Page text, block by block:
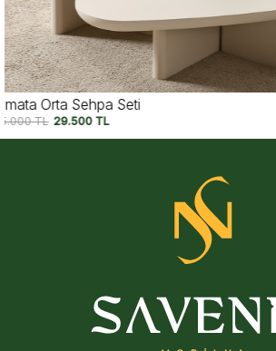
Lunar Orta Sehpa
24.490TL 19.500TL